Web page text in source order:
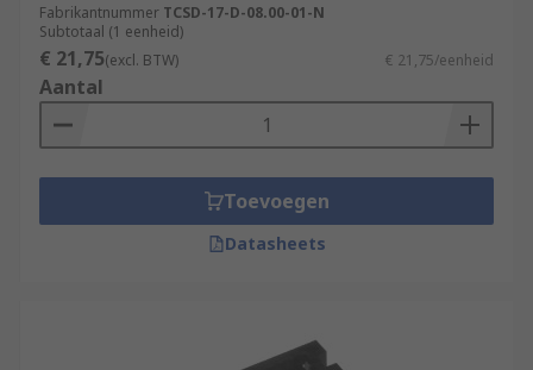
Fabrikantnummer TCSD-17-D-08.00-01-N
Subtotaal (1 eenheid)
€ 21,75(excl. BTW) € 21,75/eenheid
Aantal
Toevoegen
Datasheets